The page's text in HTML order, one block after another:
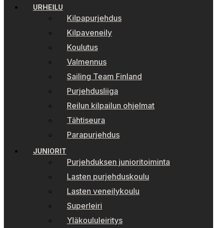
URHEILU
Kilpapurjehdus
Kilpaveneily
Koulutus
Valmennus
Sailing Team Finland
Purjehdusliiga
Reilun kilpailun ohjelmat
Tähtiseura
Parapurjehdus
JUNIORIT
Purjehduksen junioritoiminta
Lasten purjehduskoulu
Lasten veneilykoulu
Superleiri
Yläkoululeiritys